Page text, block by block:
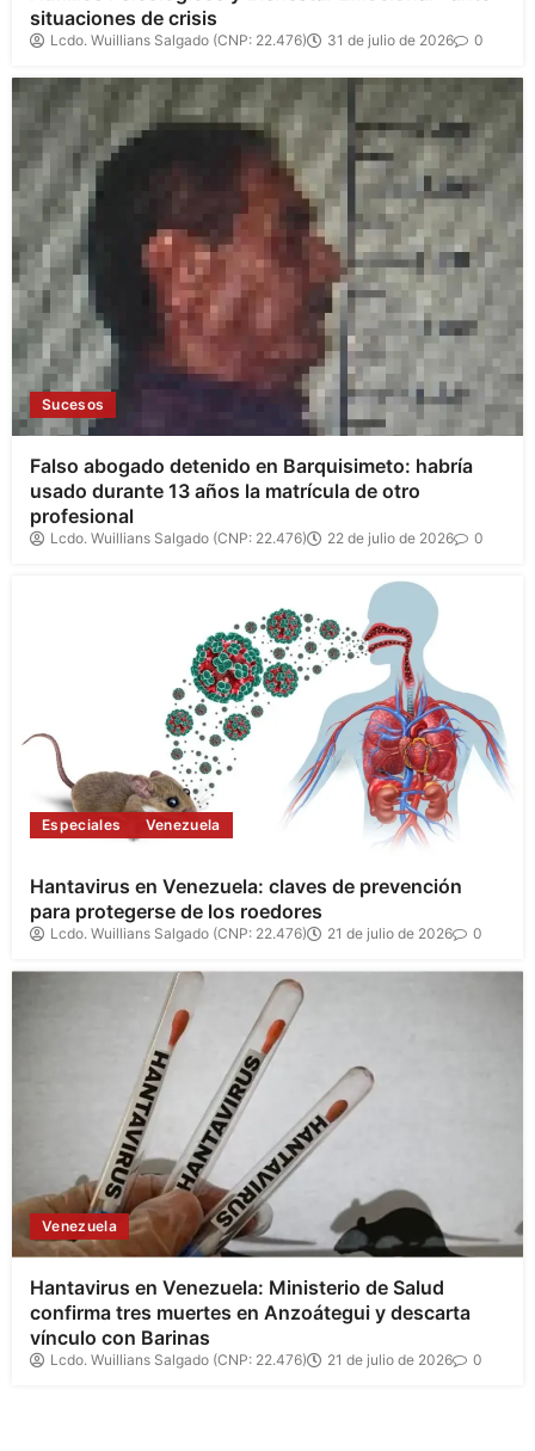
situaciones de crisis
Lcdo. Wuillians Salgado (CNP: 22.476) 31 de julio de 2026 0
Sucesos
Falso abogado detenido en Barquisimeto: habría
usado durante 13 años la matrícula de otro
profesional
Lcdo. Wuillians Salgado (CNP: 22.476) 22 de julio de 2026 0
Especiales Venezuela
Hantavirus en Venezuela: claves de prevención
para protegerse de los roedores
Lcdo. Wuillians Salgado (CNP: 22.476) 21 de julio de 2026 0
Venezuela
Hantavirus en Venezuela: Ministerio de Salud
confirma tres muertes en Anzoátegui y descarta
vínculo con Barinas
Lcdo. Wuillians Salgado (CNP: 22.476) 21 de julio de 2026 0